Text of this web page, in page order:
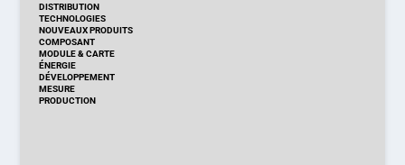
DISTRIBUTION
TECHNOLOGIES
NOUVEAUX PRODUITS
COMPOSANT
MODULE & CARTE
ÉNERGIE
DÉVELOPPEMENT
MESURE
PRODUCTION